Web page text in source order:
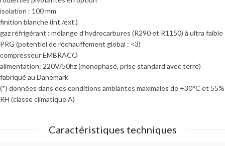
isolation : 100 mm
finition blanche (int./ext.)
gaz réfrigérant : mélange d’hydrocarbures (R290 et R1150) à ultra faible
PRG (potentiel de réchauffement global : <3)
compresseur EMBRACO
alimentation: 220V/50hz (monophasé, prise standard avec terre)
fabriqué au Danemark
​(*) données dans des conditions ambiantes maximales de +30°C et 55%
RH (classe climatique A)
Caractéristiques techniques